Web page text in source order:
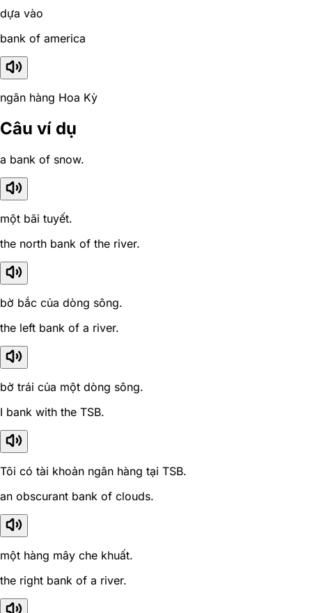
dựa vào
bank of america
ngân hàng Hoa Kỳ
Câu ví dụ
a bank of snow.
một bãi tuyết.
the north bank of the river.
bờ bắc của dòng sông.
the left bank of a river.
bờ trái của một dòng sông.
I bank with the TSB.
Tôi có tài khoản ngân hàng tại TSB.
an obscurant bank of clouds.
một hàng mây che khuất.
the right bank of a river.